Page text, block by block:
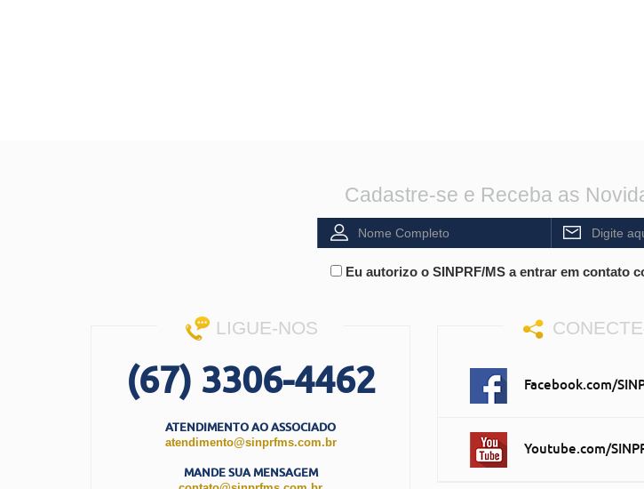
Cadastre-se e Receba as
Eu autorizo o SINPRF/MS a entrar em contato
LIGUE-NOS
(67) 3306-4462
ATENDIMENTO AO ASSOCIADO
atendimento@sinprfms.com.br
MANDE SUA MENSAGEM
Facebook.com/
Youtube.com/